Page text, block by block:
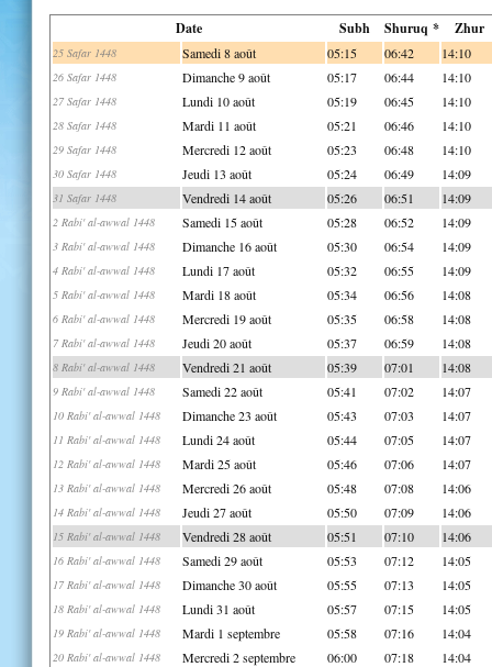
Date Subh Shuruq * Zhur
25 Safar 1448 Samedi 8 août 05:15 06:42 14:10
26 Safar 1448 Dimanche 9 août 05:17 06:44 14:10
27 Safar 1448 Lundi 10 août 05:19 06:45 14:10
28 Safar 1448 Mardi 11 août 05:21 06:46 14:10
29 Safar 1448 Mercredi 12 août 05:23 06:48 14:10
30 Safar 1448 Jeudi 13 août 05:24 06:49 14:09
31 Safar 1448 Vendredi 14 août 05:26 06:51 14:09
2 Rabi' al-awwal 1448 Samedi 15 août 05:28 06:52 14:09
3 Rabi' al-awwal 1448 Dimanche 16 août 05:30 06:54 14:09
4 Rabi' al-awwal 1448 Lundi 17 août 05:32 06:55 14:09
5 Rabi' al-awwal 1448 Mardi 18 août 05:34 06:56 14:08
6 Rabi' al-awwal 1448 Mercredi 19 août 05:35 06:58 14:08
7 Rabi' al-awwal 1448 Jeudi 20 août 05:37 06:59 14:08
8 Rabi' al-awwal 1448 Vendredi 21 août 05:39 07:01 14:08
9 Rabi' al-awwal 1448 Samedi 22 août 05:41 07:02 14:07
10 Rabi' al-awwal 1448 Dimanche 23 août 05:43 07:03 14:07
11 Rabi' al-awwal 1448 Lundi 24 août 05:44 07:05 14:07
12 Rabi' al-awwal 1448 Mardi 25 août 05:46 07:06 14:07
13 Rabi' al-awwal 1448 Mercredi 26 août 05:48 07:08 14:06
14 Rabi' al-awwal 1448 Jeudi 27 août 05:50 07:09 14:06
15 Rabi' al-awwal 1448 Vendredi 28 août 05:51 07:10 14:06
16 Rabi' al-awwal 1448 Samedi 29 août 05:53 07:12 14:05
17 Rabi' al-awwal 1448 Dimanche 30 août 05:55 07:13 14:05
18 Rabi' al-awwal 1448 Lundi 31 août 05:57 07:15 14:05
19 Rabi' al-awwal 1448 Mardi 1 septembre 05:58 07:16 14:04
20 Rabi' al-awwal 1448 Mercredi 2 septembre 06:00 07:18 14:04